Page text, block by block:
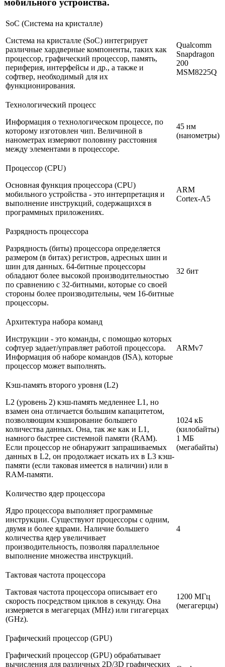
мобильного устройства.
SoC (Система на кристалле)
Система на кристалле (SoC) интегрирует
различные хардверные компоненты, таких как
процессор, графический процессор, память,
периферия, интерфейсы и др., а также и
софтвер, необходимый для их
функционирования.
Qualcomm
Snapdragon
200
MSM8225Q
Технологический процесс
Информация о технологическом процессе, по
которому изготовлен чип. Величиной в
нанометрах измеряют половину расстояния
между элементами в процессоре.
45 нм
(нанометры)
Процессор (CPU)
Основная функция процессора (CPU)
мобильного устройства - это интерпретация и
выполнение инструкций, содержащихся в
программных приложениях.
ARM
Cortex-A5
Разрядность процессора
Разрядность (биты) процессора определяется
размером (в битах) регистров, адресных шин и
шин для данных. 64-битные процессоры
обладают более высокой производительностью
по сравнению с 32-битными, которые со своей
стороны более производительны, чем 16-битные
процессоры.
32 бит
Архитектура набора команд
Инструкции - это команды, с помощью которых
софтуер задает/управляет работой процессора.
Информация об наборе командов (ISA), которые
процессор может выполнять.
ARMv7
Кэш-память второго уровня (L2)
L2 (уровень 2) кэш-память медленнее L1, но
взамен она отличается большим капацитетом,
позволяющим кэширование большего
количества данных. Она, так же как и L1,
намного быстрее системной памяти (RAM).
Если процессор не обнаружит запрашиваемых
данных в L2, он продолжает искать их в L3 кэш-
памяти (если таковая имеется в наличии) или в
RAM-памяти.
1024 кБ
(килобайты)
1 МБ
(мегабайты)
Kоличество ядер процессора
Ядро процессора выполняет программные
инструкции. Существуют процессоры с одним,
двумя и более ядрами. Наличие большего
количества ядер увеличивает
производительность, позволяя параллельное
выполнение множества инструкций.
4
Тактовая частота процессора
Тактовая частота процессора описывает его
скорость посредством циклов в секунду. Она
измеряется в мегагерцах (MHz) или гигагерцах
(GHz).
1200 МГц
(мегагерцы)
Графический процессор (GPU)
Графический процессор (GPU) обрабатывает
вычисления для различных 2D/3D графических